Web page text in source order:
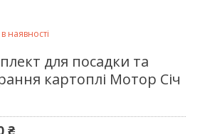
наявності
для посадки та
картоплі Мотор Січ
₴